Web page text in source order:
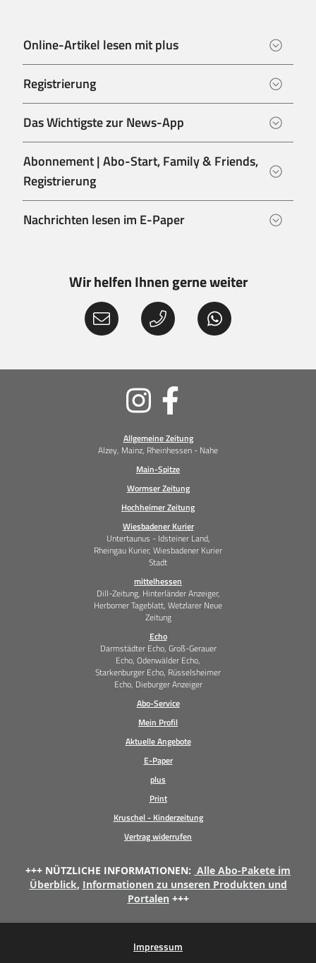
Online-Artikel lesen mit plus
Registrierung
Das Wichtigste zur News-App
Abonnement | Abo-Start, Family & Friends,
Registrierung
Nachrichten lesen im E-Paper
Wir helfen Ihnen gerne weiter
Allgemeine Zeitung
Alzey, Mainz, Rheinhessen - Nahe
Main-Spitze
Wormser Zeitung
Hochheimer Zeitung
Wiesbadener Kurier
Untertaunus - Idsteiner Land,
Rheingau Kurier, Wiesbadener Kurier
Stadt
mittelhessen
Dill-Zeitung, Hinterländer Anzeiger,
Herborner Tageblatt, Wetzlarer Neue
Zeitung
Echo
Darmstädter Echo, Groß-Gerauer
Echo, Odenwälder Echo,
Starkenburger Echo, Rüsselsheimer
Echo, Dieburger Anzeiger
Abo-Service
Mein Profil
Aktuelle Angebote
E-Paper
plus
Print
Kruschel - Kinderzeitung
Vertrag widerrufen
Soziale
Medien
+++ NÜTZLICHE INFORMATIONEN: Alle Abo-Pakete im
Überblick, Informationen zu unseren Produkten und
Portalen +++
Impressum